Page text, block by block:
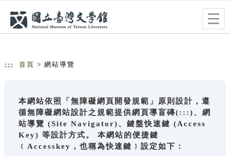
::: 首頁 > 網站導覽
本網站依照「無障礙網頁開發規範」原則設計，遵
循無障礙網站設計之規範提供網頁導盲磚(:::)、網
站導覽 (Site Navigator)、鍵盤快速鍵 (Access
Key) 等設計方式。 本網站的便捷鍵
﹝Accesskey，也稱為快速鍵﹞設定如下：